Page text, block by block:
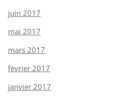
juin 2017
mai 2017
mars 2017
février 2017
janvier 2017